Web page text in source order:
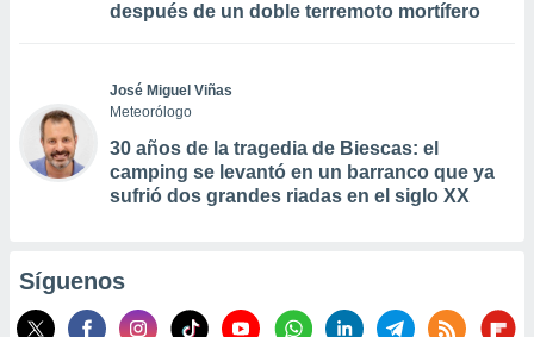
después de un doble terremoto mortífero
José Miguel Viñas
Meteorólogo
30 años de la tragedia de Biescas: el
camping se levantó en un barranco que ya
sufrió dos grandes riadas en el siglo XX
Síguenos